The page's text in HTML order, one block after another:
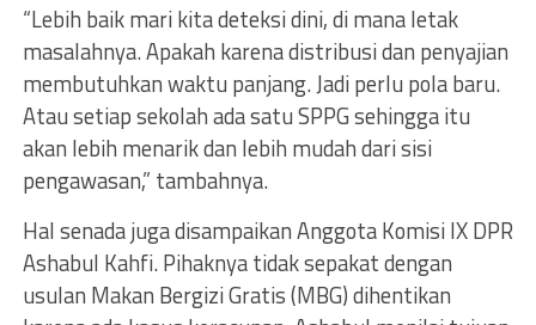
“Lebih baik mari kita deteksi dini, di mana letak
masalahnya. Apakah karena distribusi dan penyajian
membutuhkan waktu panjang. Jadi perlu pola baru.
Atau setiap sekolah ada satu SPPG sehingga itu
akan lebih menarik dan lebih mudah dari sisi
pengawasan,” tambahnya.
Hal senada juga disampaikan Anggota Komisi IX DPR
Ashabul Kahfi. Pihaknya tidak sepakat dengan
usulan Makan Bergizi Gratis (MBG) dihentikan